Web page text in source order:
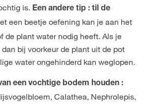
is. Een andere tip : til de
een beetje oefening kan je aan het
de plant water nodig heeft. Als je
bij voorkeur de plant uit de pot
water ongehinderd kan weglopen.
een vochtige bodem houden :
Calathea, Nephrolepis,